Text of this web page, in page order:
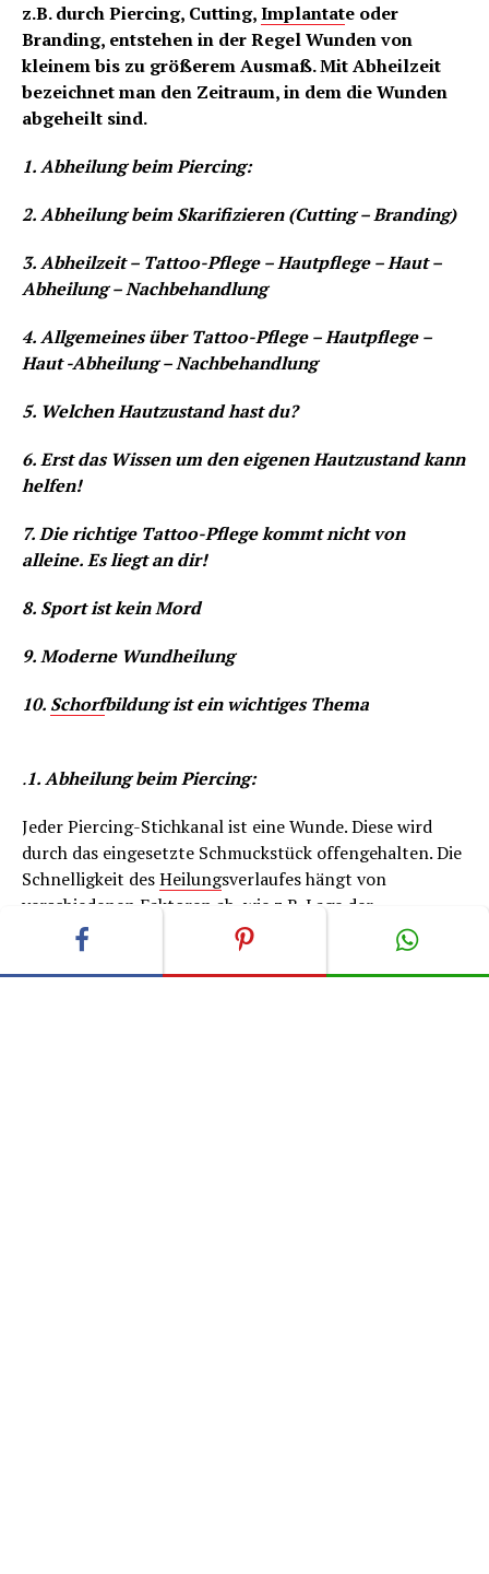
z.B. durch Piercing, Cutting,Implantate oder
Branding, entstehen in der Regel Wunden von
kleinem bis zu größerem Ausmaß. Mit Abheilzeit
bezeichnet man den Zeitraum, in dem die Wunden
abgeheilt sind.
1. Abheilung beim Piercing:
2. Abheilung beim Skarifizieren (Cutting – Branding)
3. Abheilzeit – Tattoo-Pflege – Hautpflege – Haut –
Abheilung – Nachbehandlung
4. Allgemeines über Tattoo-Pflege – Hautpflege –
Haut -Abheilung – Nachbehandlung
5. Welchen Hautzustand hast du?
6. Erst das Wissen um den eigenen Hautzustand kann
helfen!
7. Die richtige Tattoo-Pflege kommt nicht von
alleine. Es liegt an dir!
8. Sport ist kein Mord
9. Moderne Wundheilung
10. Schorfbildung ist ein wichtiges Thema
.1. Abheilung beim Piercing:
Jeder Piercing-Stichkanal ist eine Wunde. Diese wird
durch das eingesetzte Schmuckstück offengehalten. Die
Schnelligkeit desHeilungsverlaufes hängt von
verschiedenen Faktoren ab, wie z.B. Lage der
Körperstelle des Stichkanals, Art der
Schmuckmaterialien oder Hygiene. So heilt der
Stichkanal eines weich gebetteten Intimpiercings